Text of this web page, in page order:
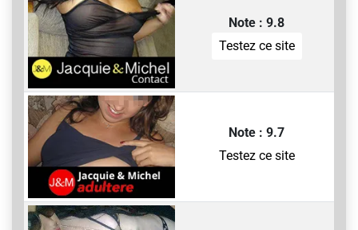
Note : 9.8
Testez ce site
Note : 9.7
Testez ce site